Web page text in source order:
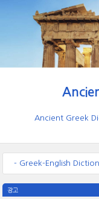
Ancient Greek
- Greek-English
광고